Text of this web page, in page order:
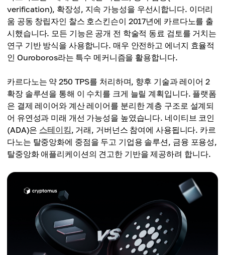
verification), 확장성, 지속 가능성을 우선시합니다. 이더리
움 공동 창립자인 찰스 호스킨슨이 2017년에 카르다노를 출
시했습니다. 모든 기능은 공개 전 학술적 동료 검토를 거치는
연구 기반 방식을 사용합니다. 매우 안전하고 에너지 효율적
인 Ouroboros라는 특수 메커니즘을 활용합니다.
카르다노는 약 250 TPS를 처리하며, 향후 기술과 레이어 2
확장 솔루션을 통해 이 수치를 크게 늘릴 계획입니다. 플랫폼
은 결제 레이어와 계산 레이어를 분리한 계층 구조로 설계되
어 유연성과 미래 개선 가능성을 높였습니다. 네이티브 코인
(ADA)은 스테이킹, 거래, 거버넌스 참여에 사용됩니다. 카르
다노는 탈중앙화에 중점을 두고 기업용 솔루션, 금융 포용성,
탈중앙화 애플리케이션의 견고한 기반을 제공하려 합니다.